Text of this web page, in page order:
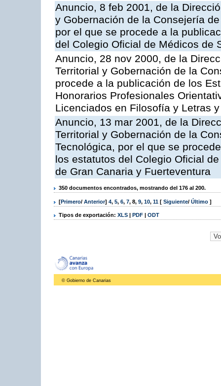
Anuncio, 8 feb 2001, de la
y Gobernación de la Consejería
por el que se procede a la
del Colegio Oficial de Médicos de
Anuncio, 28 nov 2000, de la
Territorial y Gobernación de la
procede a la publicación de los
Honorarios Profesionales
Licenciados en Filosofía y Letras
Anuncio, 13 mar 2001, de la
Territorial y Gobernación de la
Tecnológica, por el que se
los estatutos del Colegio Oficial
de Gran Canaria y Fuerteventura
350 documentos encontrados, mostrando del 176 al 200.
[Primero/ Anterior] 4, 5, 6, 7, 8, 9, 10, 11 [ Siguiente/ Último ]
Tipos de exportación: XLS | PDF | ODT
© Gobierno de Canarias